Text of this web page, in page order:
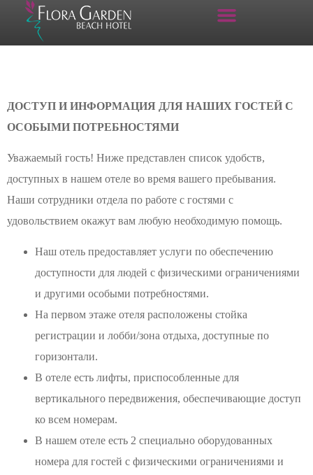
ДОСТУП И ИНФОРМАЦИЯ ДЛЯ НАШИХ ГОСТЕЙ С
ОСОБЫМИ ПОТРЕБНОСТЯМИ
Уважаемый гость! Ниже представлен список удобств,
доступных в нашем отеле во время вашего пребывания.
Наши сотрудники отдела по работе с гостями с
удовольствием окажут вам любую необходимую помощь.
Наш отель предоставляет услуги по обеспечению
доступности для людей с физическими ограничениями
и другими особыми потребностями.
На первом этаже отеля расположены стойка
регистрации и лобби/зона отдыха, доступные по
горизонтали.
В отеле есть лифты, приспособленные для
вертикального передвижения, обеспечивающие доступ
ко всем номерам.
В нашем отеле есть 2 специально оборудованных
номера для гостей с физическими ограничениями и